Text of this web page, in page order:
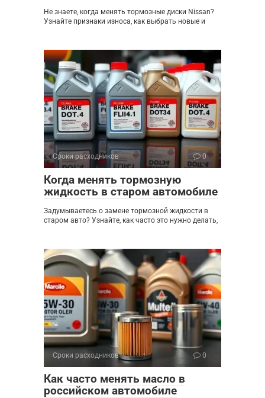
Не знаете, когда менять тормозные диски Nissan?
Узнайте признаки износа, как выбрать новые и
Сроки расходников 0
Когда менять тормозную
жидкость в старом автомобиле
Задумываетесь о замене тормозной жидкости в
старом авто? Узнайте, как часто это нужно делать,
Сроки расходников 0
Как часто менять масло в
российском автомобиле